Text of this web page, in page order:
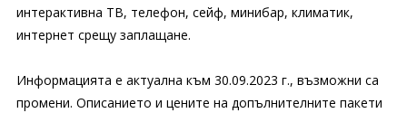
интерактивна ТВ, телефон, сейф, минибар, климатик,
интернет срещу заплащане.
Информацията е актуална към 30.09.2023 г., възможни са
промени. Описанието и цените на допълнителните пакети